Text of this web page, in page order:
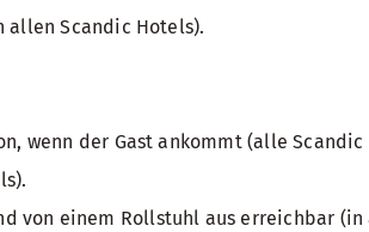
allen Scandic Hotels).
wenn der Gast ankommt (alle Scandic
von einem Rollstuhl aus erreichbar (in